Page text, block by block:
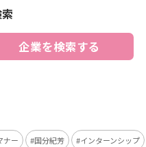
企業を検索する
ナー 国分紀芳 インターンシップ